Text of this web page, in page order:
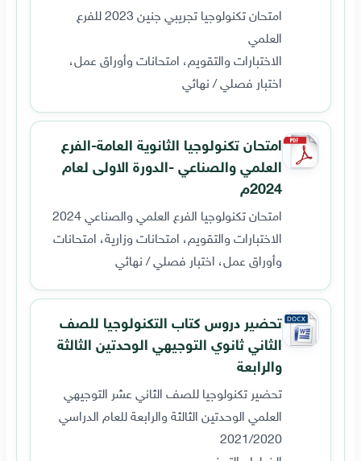
امتحان تكنولوجيا تجريبي جنين 2023 للفرع
العلمي
الاختبارات والتقويم، امتحانات وأوراق عمل،
اختبار فصلي / نهائي
امتحان تكنولوجيا الثانوية العامة-الفرع
العلمي والصناعي -الدورة الاولى لعام
2024م
امتحان تكنولوجيا الفرع العلمي والصناعي 2024
الاختبارات والتقويم، امتحانات وزارية، امتحانات
وأوراق عمل، اختبار فصلي / نهائي
تحضير دروس كتاب التكنولوجيا للصف
الثاني ثانوي التوجيهي الوحدتين الثالثة
والرابعة
تحضير تكنولوجيا للصف الثاني عشر التوجيهي
العلمي الوحدتين الثالثة والرابعة للعام الدراسي
2021/2020